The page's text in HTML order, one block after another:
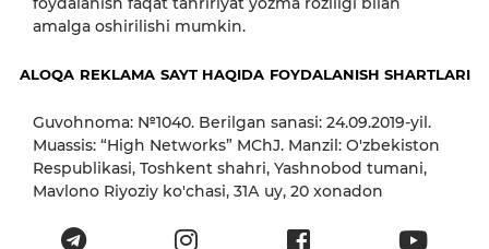
amalga oshirilishi mumkin.
ALOQA REKLAMA SAYT HAQIDA FOYDALANISH SHARTLARI
Guvohnoma: №1040. Berilgan sanasi: 24.09.2019-yil.
Muassis: “High Networks” MChJ. Manzil: O'zbekiston
Respublikasi, Toshkent shahri, Yashnobod tumani,
Mavlono Riyoziy ko'chasi, 31А uy, 20 xonadon